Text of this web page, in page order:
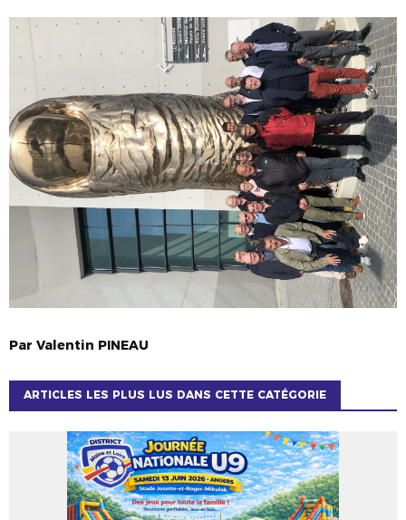
Par Valentin PINEAU
ARTICLES LES PLUS LUS DANS CETTE CATÉGORIE